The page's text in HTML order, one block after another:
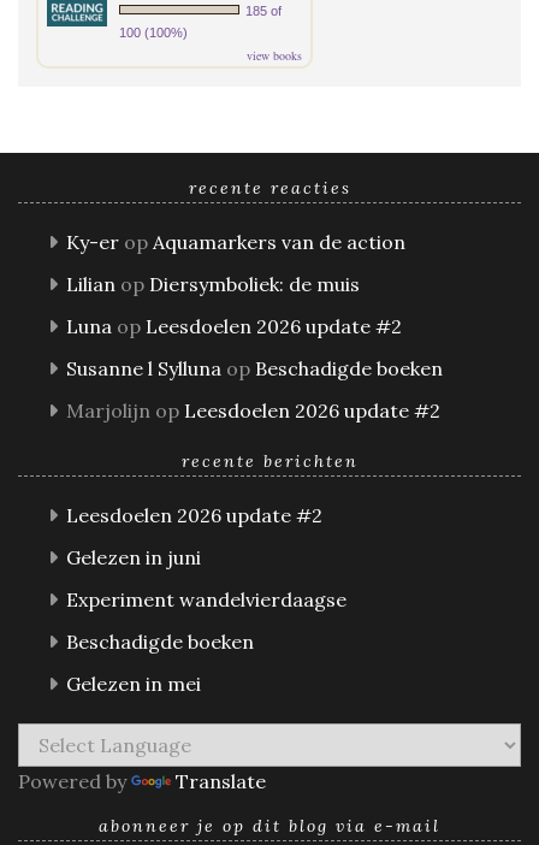
185 of
100 (100%)
view books
recente reacties
Ky-er op Aquamarkers van de action
Lilian op Diersymboliek: de muis
Luna op Leesdoelen 2026 update #2
Susanne l Sylluna op Beschadigde boeken
Marjolijn op Leesdoelen 2026 update #2
recente berichten
Leesdoelen 2026 update #2
Gelezen in juni
Experiment wandelvierdaagse
Beschadigde boeken
Gelezen in mei
Powered by Translate
abonneer je op dit blog via e-mail